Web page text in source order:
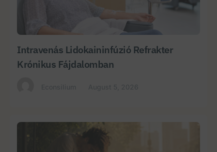
Intravenás Lidokaininfúzió Refrakter
Krónikus Fájdalomban